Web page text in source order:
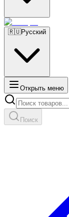
🇷🇺Русский
Открыть меню
Поиск